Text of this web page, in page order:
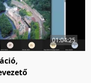
01:04:25